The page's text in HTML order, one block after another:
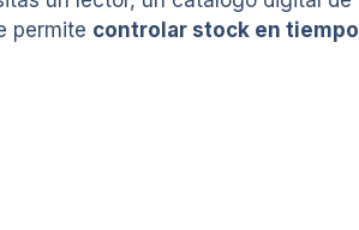
permite controlar stock en tiempo